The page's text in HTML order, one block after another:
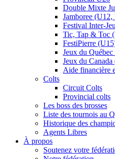
Double Mixte
Jamboree
Festival Inter-
Tic, Tap & Toc
FestiPierre
Jeux du
Jeux du
Aide financière
Colts
Circuit Colts
Provincial colts
Les boss des brosses
Liste des tournois au
Historique des
Agents Libres
À propos
Soutenez votre